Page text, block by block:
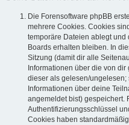
Die Forensoftware phpBB
mehrere Cookies. Cookies
temporäre Dateien ablegt
Boards erhalten bleiben. In
Sitzung (damit dir alle
Informationen über die von
dieser als gelesen/
Informationen über deine
angemeldet bist) gespeichert.
Authentifizierungsschlüssel
Cookies haben